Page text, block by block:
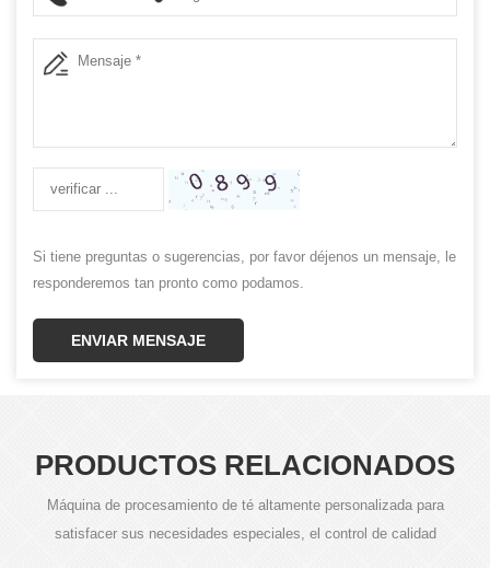
Si tiene preguntas o sugerencias, por favor déjenos un mensaje, le
responderemos tan pronto como podamos.
ENVIAR MENSAJE
PRODUCTOS RELACIONADOS
Máquina de procesamiento de té altamente personalizada para
satisfacer sus necesidades especiales, el control de calidad